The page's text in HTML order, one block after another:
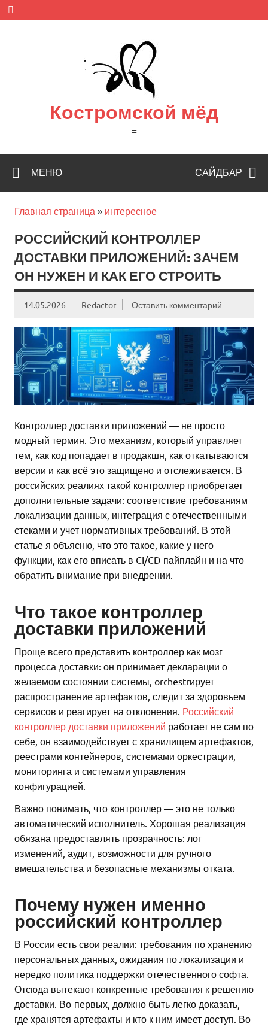
Skip
content
Костромской мёд
=
САЙДБАР
МЕНЮ
Главная страница » интересное
РОССИЙСКИЙ КОНТРОЛЛЕР
ДОСТАВКИ ПРИЛОЖЕНИЙ: ЗАЧЕМ
ОН НУЖЕН И КАК ЕГО СТРОИТЬ
14.05.2026 Redactor Оставить комментарий
Контроллер доставки приложений — не просто
модный термин. Это механизм, который управляет
тем, как код попадает в продакшн, как откатываются
версии и как всё это защищено и отслеживается. В
российских реалиях такой контроллер приобретает
дополнительные задачи: соответствие требованиям
локализации данных, интеграция с отечественными
стеками и учет нормативных требований. В этой
статье я объясню, что это такое, какие у него
функции, как его вписать в CI/CD-пайплайн и на что
обратить внимание при внедрении.
Что такое контроллер
доставки приложений
Проще всего представить контроллер как мозг
процесса доставки: он принимает декларации о
желаемом состоянии системы, orchestrирует
распространение артефактов, следит за здоровьем
сервисов и реагирует на отклонения. Российский
контроллер доставки приложений работает не сам по
себе, он взаимодействует с хранилищем артефактов,
реестрами контейнеров, системами оркестрации,
мониторинга и системами управления
конфигурацией.
Важно понимать, что контроллер — это не только
автоматический исполнитель. Хорошая реализация
обязана предоставлять прозрачность: лог
изменений, аудит, возможности для ручного
вмешательства и безопасные механизмы отката.
Почему нужен именно
российский контроллер
В России есть свои реалии: требования по хранению
персональных данных, ожидания по локализации и
нередко политика поддержки отечественного софта.
Отсюда вытекают конкретные требования к решению
доставки. Во-первых, должно быть легко доказать,
где хранятся артефакты и кто к ним имеет доступ. Во-